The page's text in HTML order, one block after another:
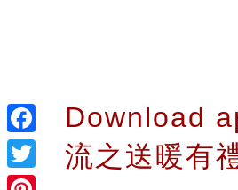
Facebook
Twitter
Download
流之送暖有